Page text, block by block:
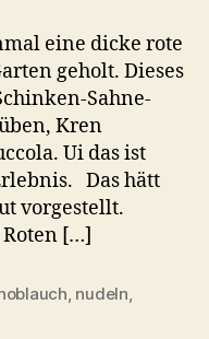
eine dicke rote
geholt. Dieses
Sahne-
Kren
Ui das ist
Das hätt
vorgestellt.
[…]
, nudeln,